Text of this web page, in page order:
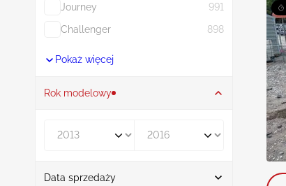
Journey
991
Challenger
898
Pokaż więcej
Rok modelowy
Data sprzedaży